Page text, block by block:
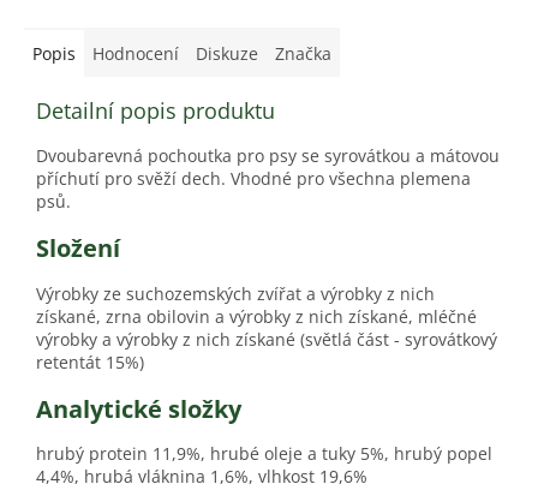
Popis Hodnocení Diskuze Značka
Detailní popis produktu
Dvoubarevná pochoutka pro psy se syrovátkou a mátovou
příchutí pro svěží dech. Vhodné pro všechna plemena
psů.
Složení
Výrobky ze suchozemských zvířat a výrobky z nich
získané, zrna obilovin a výrobky z nich získané, mléčné
výrobky a výrobky z nich získané (světlá část - syrovátkový
retentát 15%)
Analytické složky
hrubý protein 11,9%, hrubé oleje a tuky 5%, hrubý popel
4,4%, hrubá vláknina 1,6%, vlhkost 19,6%